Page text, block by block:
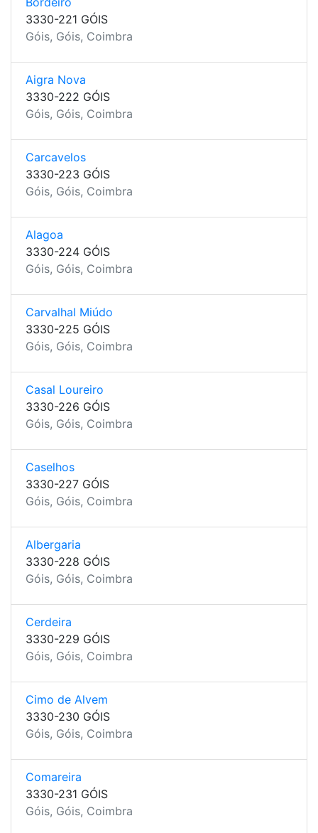
3330-221 GÓIS
Góis, Góis, Coimbra
Aigra Nova
3330-222 GÓIS
Góis, Góis, Coimbra
Carcavelos
3330-223 GÓIS
Góis, Góis, Coimbra
Alagoa
3330-224 GÓIS
Góis, Góis, Coimbra
Carvalhal Miúdo
3330-225 GÓIS
Góis, Góis, Coimbra
Casal Loureiro
3330-226 GÓIS
Góis, Góis, Coimbra
Caselhos
3330-227 GÓIS
Góis, Góis, Coimbra
Albergaria
3330-228 GÓIS
Góis, Góis, Coimbra
Cerdeira
3330-229 GÓIS
Góis, Góis, Coimbra
Cimo de Alvem
3330-230 GÓIS
Góis, Góis, Coimbra
Comareira
3330-231 GÓIS
Góis, Góis, Coimbra